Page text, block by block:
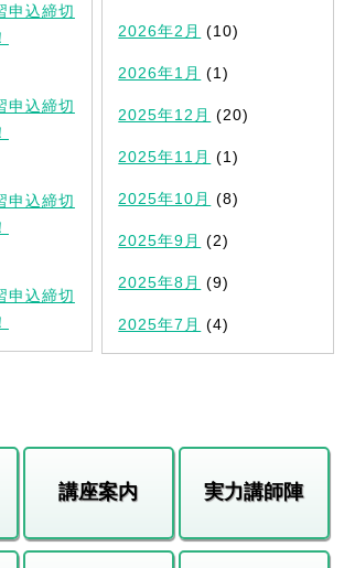
申込締切
申込締切
申込締切
申込締切
2026年2月 (10)
2026年1月 (1)
2025年12月 (20)
2025年11月 (1)
2025年10月 (8)
2025年9月 (2)
2025年8月 (9)
2025年7月 (4)
講座案内 実力講師陣